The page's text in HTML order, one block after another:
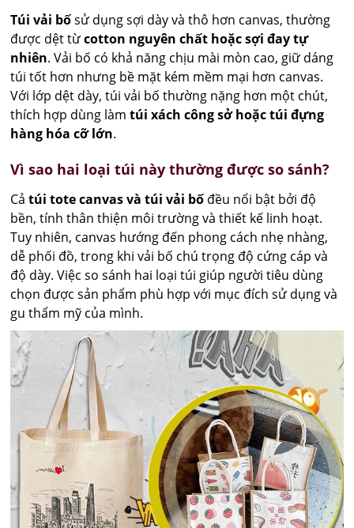
Túi vải bốsử dụng sợi dày và thô hơn canvas, thường
được dệt từcotton nguyên chất hoặc sợi đay tự
nhiên. Vải bố có khả năng chịu mài mòn cao, giữ dáng
túi tốt hơn nhưng bề mặt kém mềm mại hơn canvas.
Với lớp dệt dày, túi vải bố thường nặng hơn một chút,
thích hợp dùng làmtúi xách công sở hoặc túi đựng
hàng hóa cỡ lớn.
Vì sao hai loại túi này thường được so sánh?
Cảtúi tote canvas và túi vải bố đều nổi bật bởi độ
bền, tính thân thiện môi trường và thiết kế linh hoạt.
Tuy nhiên, canvas hướng đến phong cách nhẹ nhàng,
dễ phối đồ, trong khi vải bố chú trọng độ cứng cáp và
độ dày. Việc so sánh hai loại túi giúp người tiêu dùng
chọn được sản phẩm phù hợp với mục đích sử dụng và
gu thẩm mỹ của mình.